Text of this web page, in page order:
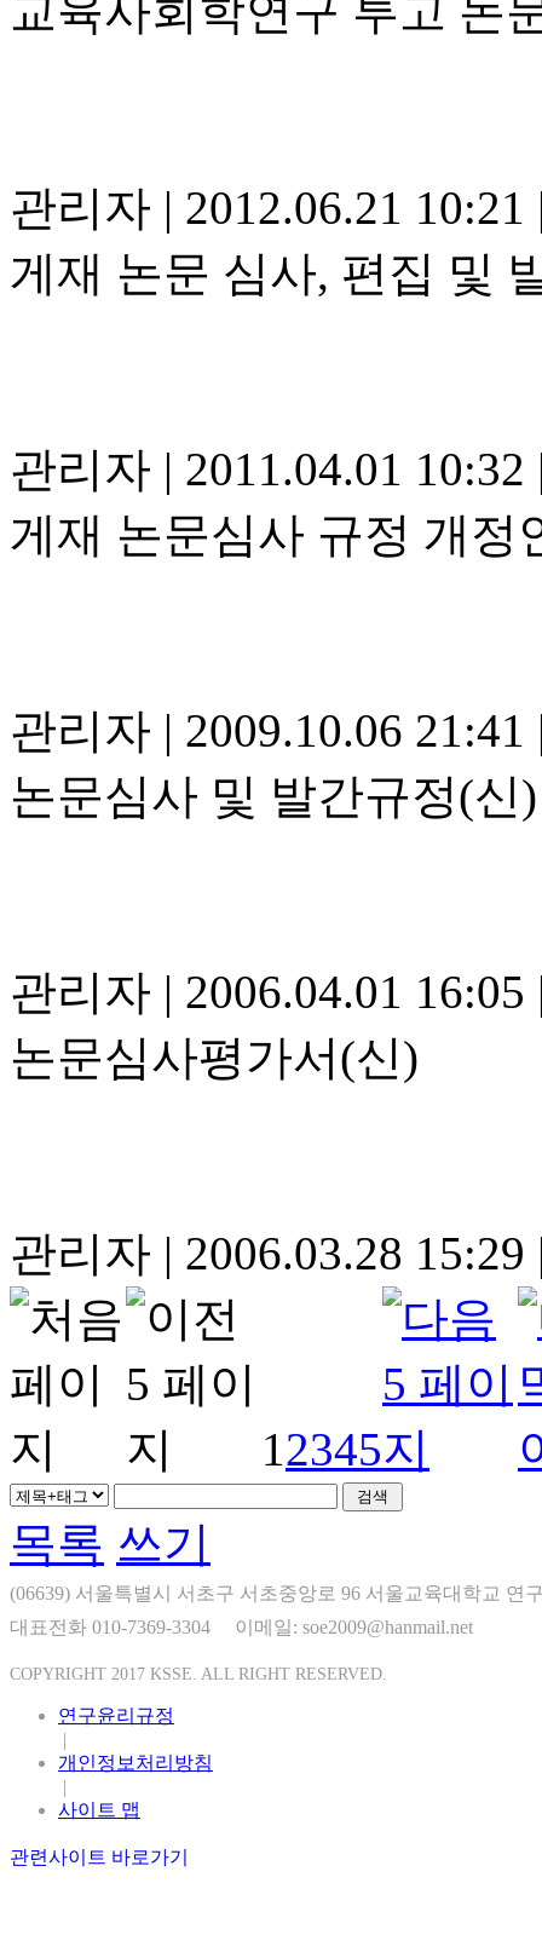
교육사회학연구 투고 논
관리자 | 2012.06.21 10:21
게재 논문 심사, 편집 및
관리자 | 2011.04.01 10:32
게재 논문심사 규정 개정
관리자 | 2009.10.06 21:41
논문심사 및 발간규정(신)
관리자 | 2006.04.01 16:05
논문심사평가서(신)
관리자 | 2006.03.28 15:29
12345
목록 쓰기
(06639) 서울특별시 서초구 서초중앙로 96 서울교육대학교 연
대표전화 010-7369-3304 이메일: soe2009@hanmail.net
COPYRIGHT 2017 KSSE. ALL RIGHT RESERVED.
연구윤리규정
|
개인정보처리방침
|
사이트 맵
관련사이트 바로가기